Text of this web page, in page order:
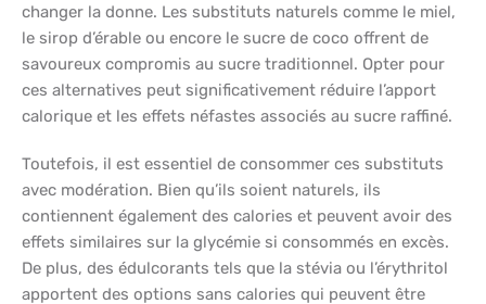
changer la donne. Les substituts naturels comme le miel,
le sirop d’érable ou encore le sucre de coco offrent de
savoureux compromis au sucre traditionnel. Opter pour
ces alternatives peut significativement réduire l’apport
calorique et les effets néfastes associés au sucre raffiné.
Toutefois, il est essentiel de consommer ces substituts
avec modération. Bien qu’ils soient naturels, ils
contiennent également des calories et peuvent avoir des
effets similaires sur la glycémie si consommés en excès.
De plus, des édulcorants tels que la stévia ou l’érythritol
apportent des options sans calories qui peuvent être